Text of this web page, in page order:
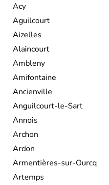
Acy
Aguilcourt
Aizelles
Alaincourt
Ambleny
Amifontaine
Ancienville
Anguilcourt-le-Sart
Annois
Archon
Ardon
Armentières-sur-Ourcq
Artemps